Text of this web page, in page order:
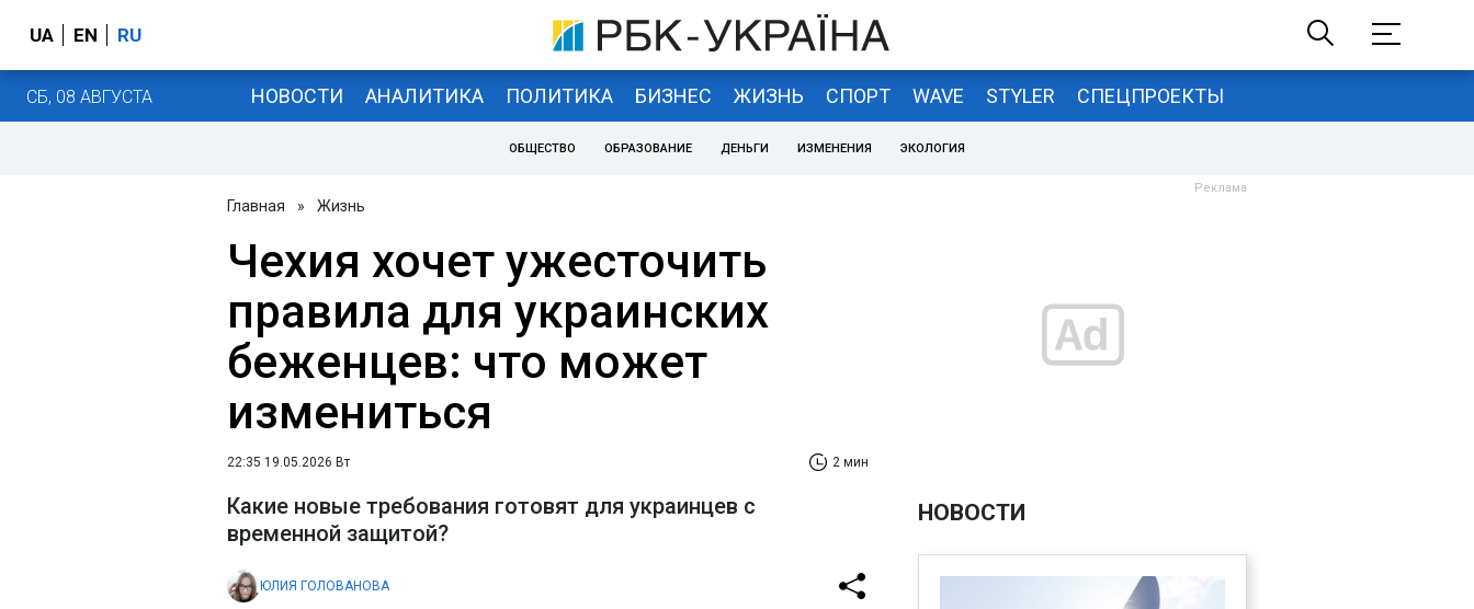
UA EN RU
СБ, 08 АВГУСТА НОВОСТИ АНАЛИТИКА ПОЛИТИКА БИЗНЕС ЖИЗНЬ СПОРТ WAVE STYLER СПЕЦПРОЕКТЫ
ОБЩЕСТВО ОБРАЗОВАНИЕ ДЕНЬГИ ИЗМЕНЕНИЯ ЭКОЛОГИЯ
Главная » Жизнь
Чехия хочет ужесточить
правила для украинских
беженцев: что может
измениться
22:35 19.05.2026 Вт 2 мин
Какие новые требования готовят для украинцев с
временной защитой?
ЮЛИЯ ГОЛОВАНОВА
НОВОСТИ